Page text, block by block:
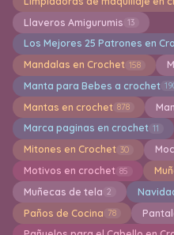
Llaveros Amigurumis 13
Los Mejores 25 Patrones en
Mandalas en Crochet 158
Manta para Bebes a crochet
Mantas en crochet 878
Marca paginas en crochet 11
Mitones en Crochet 30
Motivos en crochet 85
Muñecas de tela 2
Paños de Cocina 78